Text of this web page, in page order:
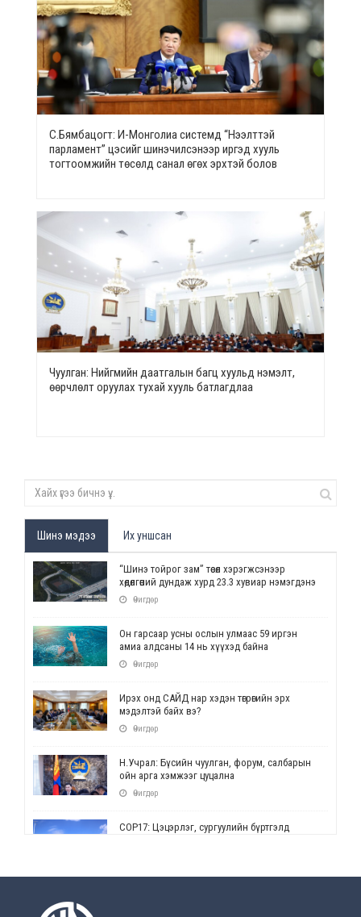
С.Бямбацогт: И-Монголиа системд “Нээлттэй
парламент” цэсийг шинэчилсэнээр иргэд хууль
тогтоомжийн төсөлд санал өгөх эрхтэй болов
Чуулган: Нийгмийн даатгалын багц хуульд нэмэлт,
өөрчлөлт оруулах тухай хууль батлагдлаа
Шинэ мэдээ Их уншсан
“Шинэ тойрог зам” төсөл хэрэгжсэнээр
хөдөлгөөний дундаж хурд 23.3 хувиар нэмэгдэнэ
Өчигдөр
Он гарсаар усны ослын улмаас 59 иргэн
амиа алдсаны 14 нь хүүхэд байна
Өчигдөр
Ирэх онд САЙД нар хэдэн төгрөгийн эрх
мэдэлтэй байх вэ?
Өчигдөр
Н.Учрал: Бүсийн чуулган, форум, салбарын
ойн арга хэмжээг цуцална
Өчигдөр
СОР17: Цэцэрлэг, сургуулийн бүртгэлд